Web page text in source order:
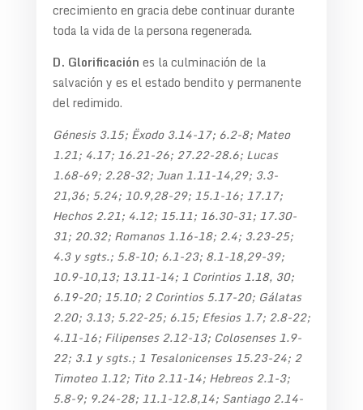
crecimiento en gracia debe continuar durante
toda la vida de la persona regenerada.
D. Glorificación es la culminación de la
salvación y es el estado bendito y permanente
del redimido.
Génesis 3.15; Ëxodo 3.14-17; 6.2-8; Mateo
1.21; 4.17; 16.21-26; 27.22-28.6; Lucas
1.68-69; 2.28-32; Juan 1.11-14,29; 3.3-
21,36; 5.24; 10.9,28-29; 15.1-16; 17.17;
Hechos 2.21; 4.12; 15.11; 16.30-31; 17.30-
31; 20.32; Romanos 1.16-18; 2.4; 3.23-25;
4.3 y sgts.; 5.8-10; 6.1-23; 8.1-18,29-39;
10.9-10,13; 13.11-14; 1 Corintios 1.18, 30;
6.19-20; 15.10; 2 Corintios 5.17-20; Gálatas
2.20; 3.13; 5.22-25; 6.15; Efesios 1.7; 2.8-22;
4.11-16; Filipenses 2.12-13; Colosenses 1.9-
22; 3.1 y sgts.; 1 Tesalonicenses 15.23-24; 2
Timoteo 1.12; Tito 2.11-14; Hebreos 2.1-3;
5.8-9; 9.24-28; 11.1-12.8,14; Santiago 2.14-